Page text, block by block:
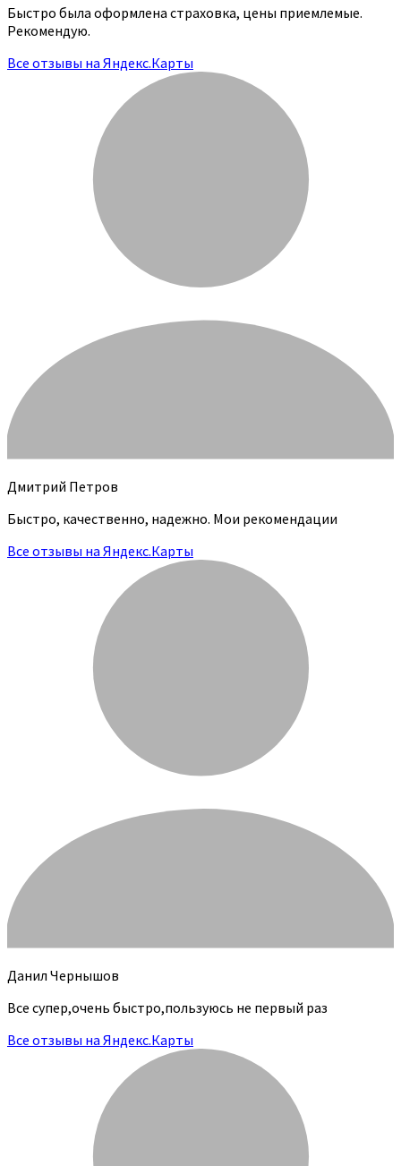
Быстро была оформлена страховка, цены приемлемые.
Рекомендую.
Все отзывы на Яндекс.Карты
Дмитрий Петров
Быстро, качественно, надежно. Мои рекомендации
Все отзывы на Яндекс.Карты
Данил Чернышов
Все супер,очень быстро,пользуюсь не первый раз
Все отзывы на Яндекс.Карты